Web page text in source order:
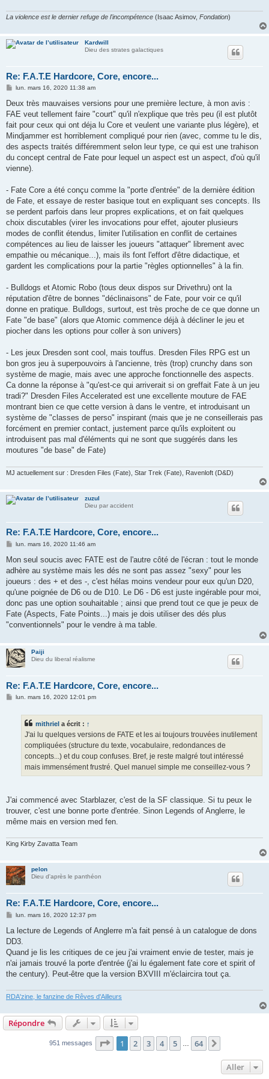
La violence est le dernier refuge de l'incompétence (Isaac Asimov, Fondation)
Kardwill
Dieu des strates galactiques
Re: F.A.T.E Hardcore, Core, encore...
M
s
a
g
lun. mars 16, 2020 11:38 am
Deux très mauvaises versions pour une première lecture, à mon avis :
FAE veut tellement faire "court" qu'il n'explique que très peu (il est plutôt
fait pour ceux qui ont déja lu Core et veulent une variante plus légère), et
Mindjammer est horriblement compliqué pour rien (avec, comme tu le dis,
des aspects traités différemment selon leur type, ce qui est une trahison
du concept central de Fate pour lequel un aspect est un aspect, d'où qu'il
vienne).
- Fate Core a été conçu comme la "porte d'entrée" de la dernière édition
de Fate, et essaye de rester basique tout en expliquant ses concepts. Ils
se perdent parfois dans leur propres explications, et on fait quelques
choix discutables (virer les invocations pour effet, ajouter plusieurs
modes de conflit étendus, limiter l'utilisation en conflit de certaines
compétences au lieu de laisser les joueurs "attaquer" librement avec
empathie ou mécanique...), mais ils font l'effort d'être didactique, et
gardent les complications pour la partie "règles optionnelles" à la fin.
- Bulldogs et Atomic Robo (tous deux dispos sur Drivethru) ont la
réputation d'être de bonnes "déclinaisons" de Fate, pour voir ce qu'il
donne en pratique. Bulldogs, surtout, est très proche de ce que donne un
Fate "de base" (alors que Atomic commence déjà à décliner le jeu et
piocher dans les options pour coller à son univers)
- Les jeux Dresden sont cool, mais touffus. Dresden Files RPG est un
bon gros jeu à superpouvoirs à l'ancienne, très (trop) crunchy dans son
système de magie, mais avec une approche fonctionnelle des aspects.
Ca donne la réponse à "qu'est-ce qui arriverait si on greffait Fate à un jeu
tradi?" Dresden Files Accelerated est une excellente mouture de FAE
montrant bien ce que cette version à dans le ventre, et introduisant un
système de "classes de perso" inspirant (mais que je ne conseillerais pas
forcément en premier contact, justement parce qu'ils exploitent ou
introduisent pas mal d'éléments qui ne sont que suggérés dans les
moutures "de base" de Fate)
MJ actuellement sur : Dresden Files (Fate), Star Trek (Fate), Ravenloft (D&D)
zuzul
Dieu par accident
Re: F.A.T.E Hardcore, Core, encore...
M
s
a
g
lun. mars 16, 2020 11:46 am
Mon seul soucis avec FATE est de l'autre côté de l'écran : tout le monde
adhère au système mais les dés ne sont pas assez "sexy" pour les
joueurs : des + et des -, c'est hélas moins vendeur pour eux qu'un D20,
qu'une poignée de D6 ou de D10. Le D6 - D6 est juste ingérable pour moi,
donc pas une option souhaitable ; ainsi que prend tout ce que je peux de
Fate (Aspects, Fate Points...) mais je dois utiliser des dés plus
"conventionnels" pour le vendre à ma table.
Paiji
Dieu du liberal réalisme
Re: F.A.T.E Hardcore, Core, encore...
Mlun. mars 16, 2020 12:01 pm
mithriel a écrit : ↑
J'ai lu quelques versions de FATE et les ai toujours trouvées inutilement
compliquées (structure du texte, vocabulaire, redondances de
concepts...) et du coup confuses. Bref, je reste malgré tout intéressé
mais immensément frustré. Quel manuel simple me conseillez-vous ?
J'ai commencé avec Starblazer, c'est de la SF classique. Si tu peux le
trouver, c'est une bonne porte d'entrée. Sinon Legends of Anglerre, le
même mais en version med fen.
King Kirby Zavatta Team
pelon
Dieu d'après le panthéon
Re: F.A.T.E Hardcore, Core, encore...
M
s
a
g
lun. mars 16, 2020 12:37 pm
La lecture de Legends of Anglerre m'a fait pensé à un catalogue de dons
DD3.
Quand je lis les critiques de ce jeu j'ai vraiment envie de tester, mais je
n'ai jamais trouvé la porte d'entrée (j'ai lu également fate core et spirit of
the century). Peut-être que la version BXVIII m'éclaircira tout ça.
RDA'zine, le fanzine de Rêves d'Ailleurs
Répondre
951 messages Page 1sur64
1 2 3 4 5 64
Aller